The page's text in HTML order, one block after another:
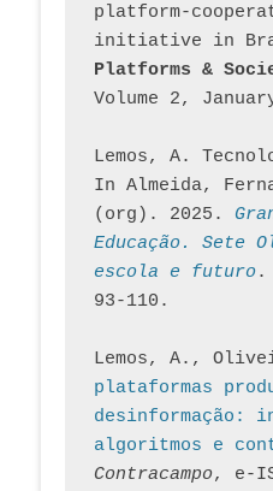
platform-
initiative in
Platforms &
Volume 2,
Lemos, A.
In Almeida,
(org). 2025.
Educação. Sete
escola e futuro.
93-110.
Lemos, A.,
plataformas
desinformação:
algoritmos e
Contracampo, e-